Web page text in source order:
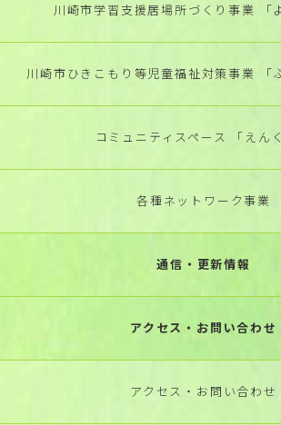
川崎市学習支援居場所づくり事業 「
川崎市ひきこもり等児童福祉対策事業 「
コミュニティスペース 「えん
各種ネットワーク事業
通信・更新情報
アクセス・お問い合わせ
アクセス・お問い合わせ